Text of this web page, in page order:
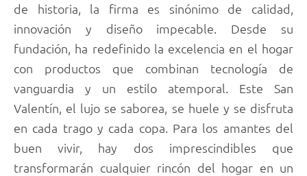
de historia, la firma es sinónimo de calidad,
innovación y diseño impecable. Desde su
fundación, ha redefinido la excelencia en el hogar
con productos que combinan tecnología de
vanguardia y un estilo atemporal. Este San
Valentín, el lujo se saborea, se huele y se disfruta
en cada trago y cada copa. Para los amantes del
buen vivir, hay dos imprescindibles que
transformarán cualquier rincón del hogar en un